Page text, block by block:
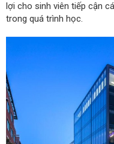
lợi cho sinh viên tiếp cận
trong quá trình học.